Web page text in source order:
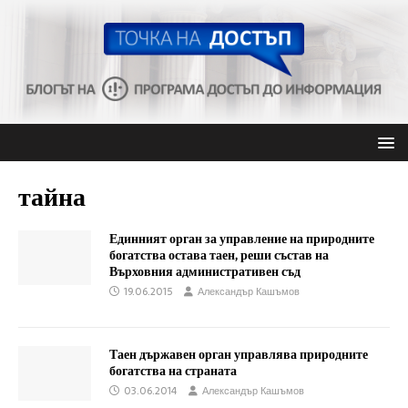
тайна
Единният орган за управление на природните
богатства остава таен, реши състав на
Върховния административен съд
19.06.2015 Александър Кашъмов
Таен държавен орган управлява природните
богатства на страната
03.06.2014 Александър Кашъмов